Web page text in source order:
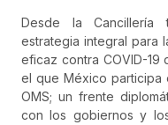
Desde la Cancillería
estrategia integral para
eficaz contra COVID-19
el que México participa
OMS; un frente
con los gobiernos y